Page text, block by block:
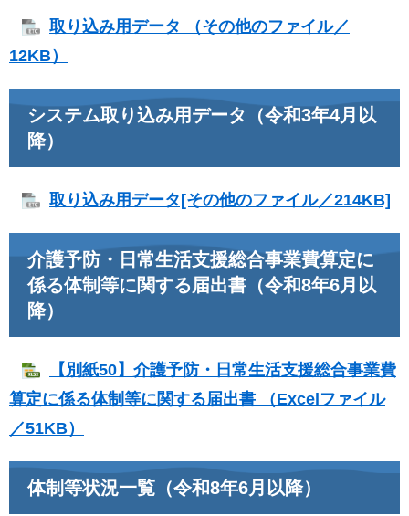
取り込み用データ （その他のファイル／
12KB）
システム取り込み用データ（令和3年4月以
降）
取り込み用データ[その他のファイル／214KB]
介護予防・日常生活支援総合事業費算定に
係る体制等に関する届出書（令和8年6月以
降）
【別紙50】介護予防・日常生活支援総合事業費
算定に係る体制等に関する届出書 （Excelファイル
／51KB）
体制等状況一覧（令和8年6月以降）